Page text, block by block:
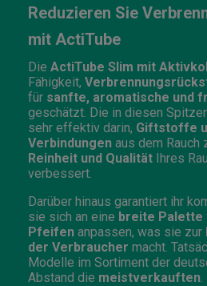
Reduzieren Sie
mit ActiTube
Die ActiTube Slim mit
Fähigkeit,
für sanfte, aromatische und
geschätzt. Die in diesen
sehr effektiv darin, Giftstoffe
Verbindungen aus dem Rauch
Reinheit und Qualität Ihres
verbessert.
Darüber hinaus garantiert ihr
sie sich an eine breite Palette
Pfeifen anpassen, was sie zur
der Verbraucher macht.
Modelle im Sortiment der
Abstand die meistverkauften